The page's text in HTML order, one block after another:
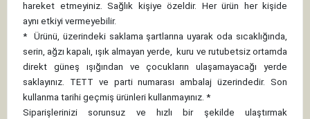
hareket etmeyiniz. Sağlık kişiye özeldir. Her ürün her kişide
aynı etkiyi vermeyebilir.
*
Ürünü, üzerindeki saklama şartlarına uyarak oda sıcaklığında,
serin, ağzı kapalı, ışık almayan yerde, kuru ve rutubetsiz ortamda
direkt güneş ışığından ve çocukların ulaşamayacağı yerde
saklayınız. TETT ve parti numarası ambalaj üzerindedir. Son
kullanma tarihi geçmiş ürünleri kullanmayınız. *
Siparişlerinizi sorunsuz ve hızlı bir şekilde ulaştırmak